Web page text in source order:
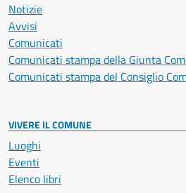
Notizie
Avvisi
Comunicati
Comunicati stampa della Giunta
Comunicati stampa del Consiglio
VIVERE IL COMUNE
Luoghi
Eventi
Elenco libri